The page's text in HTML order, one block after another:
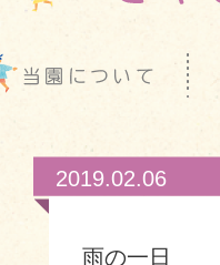
2019.02.06
雨の一日